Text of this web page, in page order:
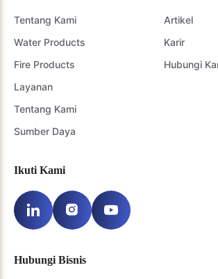
Tentang Kami
Water Products
Fire Products
Layanan
Tentang Kami
Sumber Daya
Artikel
Karir
Hubungi
Ikuti Kami
Hubungi Bisnis